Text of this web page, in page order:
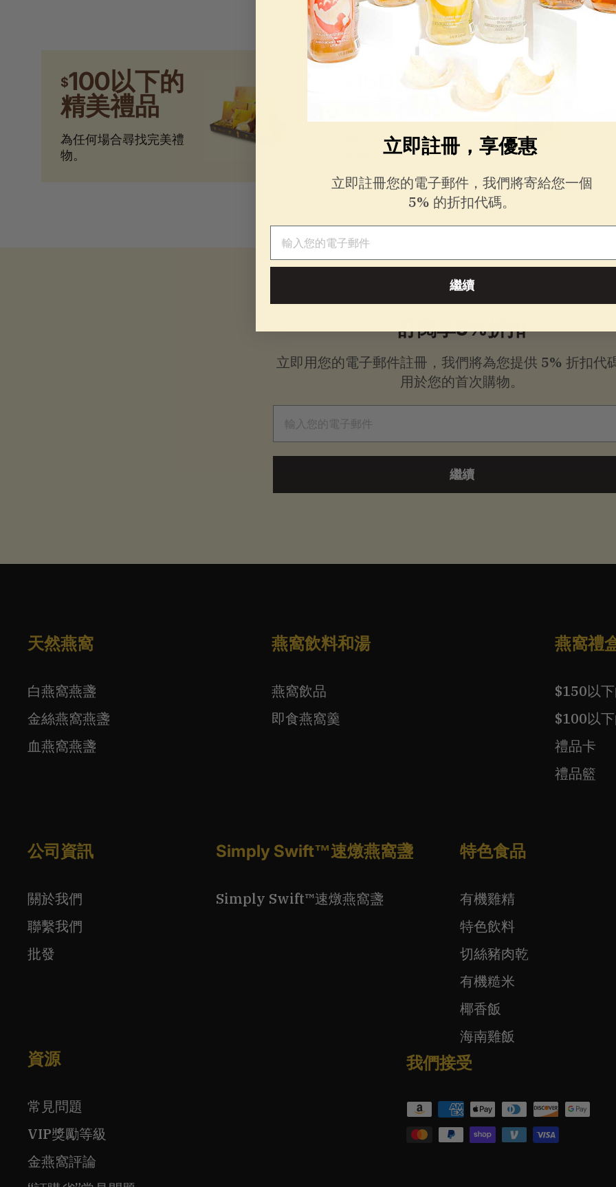
$100以下的
精美禮品
為任何場合尋找完美禮
物。
150以下的
為任何特殊場合留下好
訂閱享5%折扣
立即用您的電子郵件註冊，我們將為您提供 5% 折扣代
用於您的首次購物。
繼續
天然燕窩
白燕窩燕盞
金絲燕窩燕盞
血燕窩燕盞
燕窩飲料和湯
燕窩飲品
即食燕窩羹
燕窩禮
$150以
$100以
禮品卡
禮品籃
公司資訊
關於我們
聯繫我們
批發
Simply Swift™速燉燕窩盞
Simply Swift™速燉燕窩盞
特色食品
有機雞精
特色飲料
切絲豬肉乾
有機糙米
椰香飯
海南雞飯
資源
常見問題
VIP獎勵等級
金燕窩評論
我們接受
立即註冊，享優惠
立即註冊您的電子郵件，我們將寄給您一個
5% 的折扣代碼。
繼續